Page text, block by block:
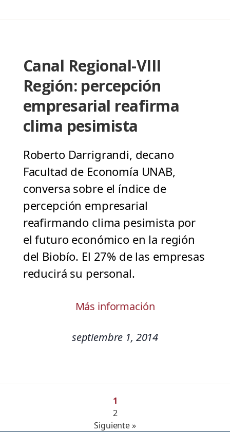
Canal Regional-VIII
Región: percepción
empresarial reafirma
clima pesimista
Roberto Darrigrandi, decano
Facultad de Economía UNAB,
conversa sobre el índice de
percepción empresarial
reafirmando clima pesimista por
el futuro económico en la región
del Biobío. El 27% de las empresas
reducirá su personal.
Más información
septiembre 1, 2014
1
2
Siguiente »